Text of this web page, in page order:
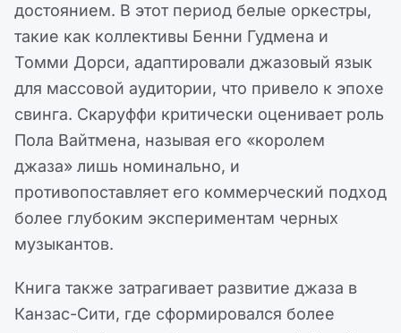
достоянием. В этот период белые оркестры,
такие как коллективы Бенни Гудмена и
Томми Дорси, адаптировали джазовый язык
для массовой аудитории, что привело к эпохе
свинга. Скаруффи критически оценивает роль
Пола Вайтмена, называя его «королем
джаза» лишь номинально, и
противопоставляет его коммерческий подход
более глубоким экспериментам черных
музыкантов.
Книга также затрагивает развитие джаза в
Канзас-Сити, где сформировался более